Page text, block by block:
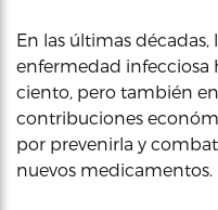
En las últimas
enfermedad
ciento, pero también
contribuciones
por prevenirla y
nuevos medicamentos.